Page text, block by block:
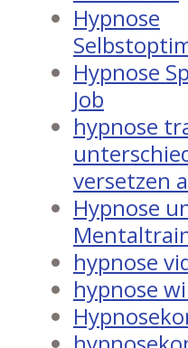
Hypnose
Hypnose
Job
hypnose
versetzen
Hypnose
hypnose
hypnose